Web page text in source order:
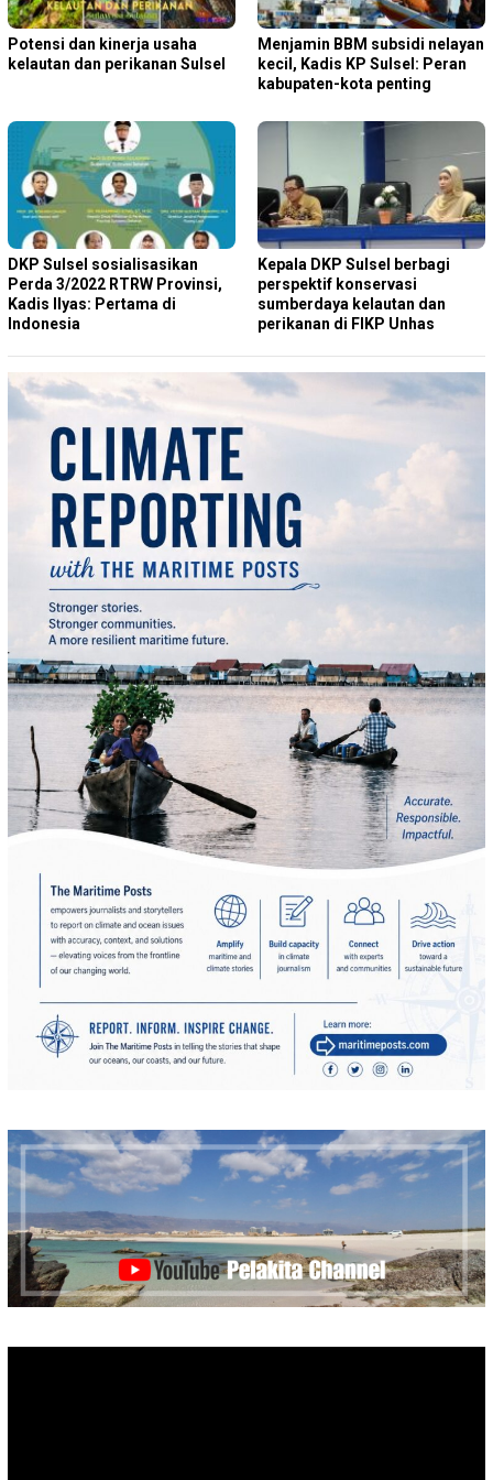
Potensi dan kinerja usaha
kelautan dan perikanan Sulsel
Menjamin BBM subsidi nelayan
kecil, Kadis KP Sulsel: Peran
kabupaten-kota penting
DKP Sulsel sosialisasikan
Perda 3/2022 RTRW Provinsi,
Kadis Ilyas: Pertama di
Indonesia
Kepala DKP Sulsel berbagi
perspektif konservasi
sumberdaya kelautan dan
perikanan di FIKP Unhas